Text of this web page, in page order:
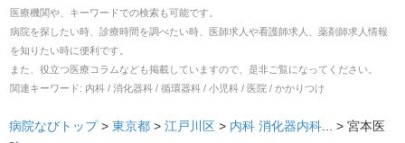
医療機関や、キーワードでの検索も可能です。
病院を探したい時、診療時間を調べたい時、医師求人や看護師求人、薬剤師求人情報
を知りたい時に便利です。
また、役立つ医療コラムなども掲載していますので、是非ご覧になってください。
関連キーワード: 内科 / 消化器科 / 循環器科 / 小児科 / 医院 / かかりつけ
病院なびトップ > 東京都 > 江戸川区 > 内科 消化器内科... > 宮本医